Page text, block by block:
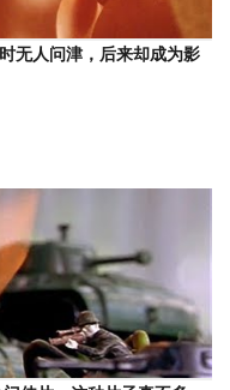
无人问津，后来却成为影